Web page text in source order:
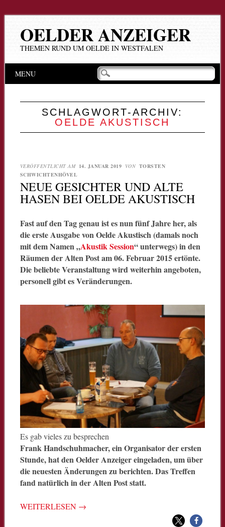
OELDER ANZEIGER
THEMEN RUND UM OELDE IN WESTFALEN
Hauptmenü
Inhalt
MENU
SCHLAGWORT-ARCHIV:
OELDE AKUSTISCH
VERÖFFENTLICHT AM 14. JANUAR 2019 VON TORSTEN
SCHWICHTENHÖVEL
NEUE GESICHTER UND ALTE
HASEN BEI OELDE AKUSTISCH
Fast auf den Tag genau ist es nun fünf Jahre her, als
die erste Ausgabe von Oelde Akustisch (damals noch
mit dem Namen „Akustik Session“ unterwegs) in den
Räumen der Alten Post am 06. Februar 2015 ertönte.
Die beliebte Veranstaltung wird weiterhin angeboten,
personell gibt es Veränderungen.
Es gab vieles zu besprechen
Frank Handschuhmacher, ein Organisator der ersten
Stunde, hat den Oelder Anzeiger eingeladen, um über
die neuesten Änderungen zu berichten. Das Treffen
fand natürlich in der Alten Post statt.
WEITERLESEN →